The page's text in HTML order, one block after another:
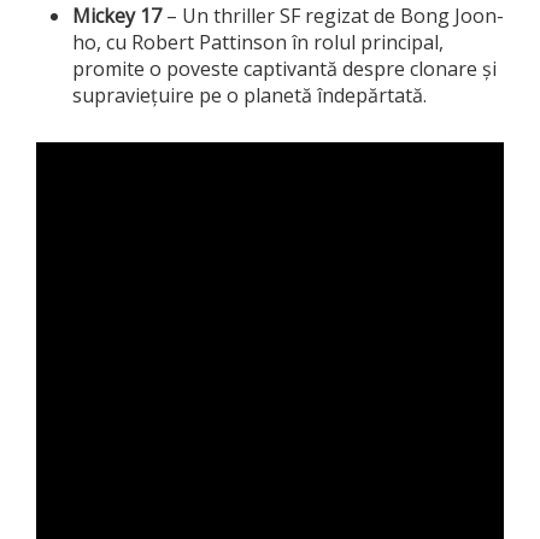
Mickey 17– Un thriller SF regizat de Bong Joon-
ho, cu Robert Pattinson în rolul principal,
promite o poveste captivantă despre clonare și
supraviețuire pe o planetă îndepărtată.